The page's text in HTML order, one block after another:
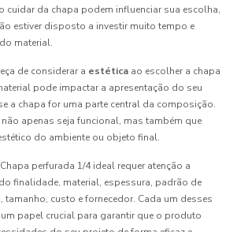
cuidar da chapa podem influenciar sua escolha,
estiver disposto a investir muito tempo e
material.
de considerar a estética ao escolher a chapa
pode impactar a apresentação do seu
a chapa for uma parte central da composição.
apenas seja funcional, mas também que
do ambiente ou objeto final.
perfurada 1/4 ideal requer atenção a
finalidade, material, espessura, padrão de
tamanho, custo e fornecedor. Cada um desses
papel crucial para garantir que o produto